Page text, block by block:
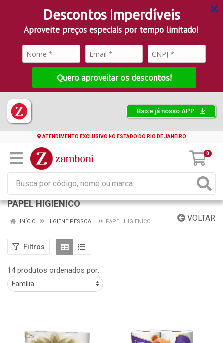
Descontos Imperdíveis
Aproveite preços especiais por tempo limitado!
Quero aproveitar os descontos!
Baixe já nosso APP
ATENDIMENTO EXCLUSIVO NO ESTADO DO RIO DE JANEIRO
0
PAPEL HIGIENICO
VOLTAR
INÍCIO HIGIENE PESSOAL PAPEL HIGIENICO
Filtros
14 produtos ordenados por: